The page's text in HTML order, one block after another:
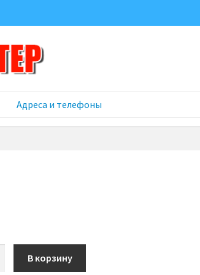
Адреса и телефоны
В корзину